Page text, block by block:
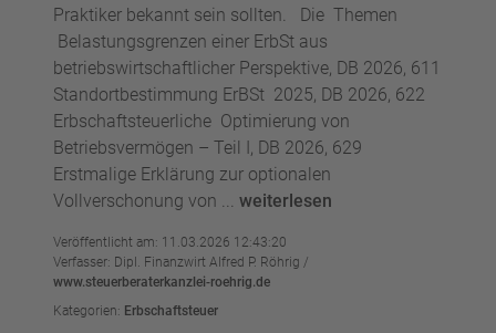
Praktiker bekannt sein sollten. Die Themen
Belastungsgrenzen einer ErbSt aus
betriebswirtschaftlicher Perspektive, DB 2026, 611
Standortbestimmung ErBSt 2025, DB 2026, 622
Erbschaftsteuerliche Optimierung von
Betriebsvermögen – Teil I, DB 2026, 629
Erstmalige Erklärung zur optionalen
Vollverschonung von ... weiterlesen
Veröffentlicht am: 11.03.2026 12:43:20
Verfasser: Dipl. Finanzwirt Alfred P. Röhrig /
www.steuerberaterkanzlei-roehrig.de
Kategorien: Erbschaftsteuer